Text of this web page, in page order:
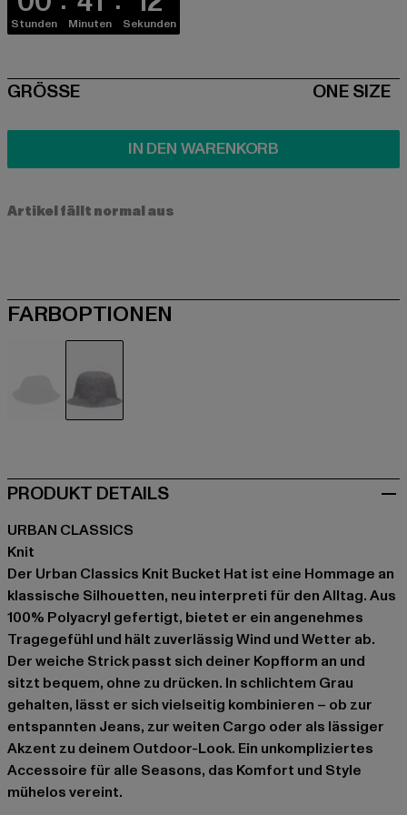
Stunden Minuten Sekunden
SIZE
GRÖSSE ONE SIZE
IN DEN WARENKORB
Artikel fällt normal aus
FARBOPTIONEN
PRODUKT DETAILS
URBAN CLASSICS
Knit
Der Urban Classics Knit Bucket Hat ist eine Hommage an
klassische Silhouetten, neu interpreti für den Alltag. Aus
100% Polyacryl gefertigt, bietet er ein angenehmes
Tragegefühl und hält zuverlässig Wind und Wetter ab.
Der weiche Strick passt sich deiner Kopfform an und
sitzt bequem, ohne zu drücken. In schlichtem Grau
gehalten, lässt er sich vielseitig kombinieren – ob zur
entspannten Jeans, zur weiten Cargo oder als lässiger
Akzent zu deinem Outdoor-Look. Ein unkompliziertes
Accessoire für alle Seasons, das Komfort und Style
mühelos vereint.